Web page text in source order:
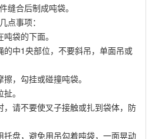
缝合后制成吨袋。
点事项：
袋的下面。
中1央部位，不要斜吊，单面吊或
，勾挂或碰撞吨袋。
。
请不要使叉子接触或扎到袋体，防
盘，避免用吊勾着吨袋，一面晃动